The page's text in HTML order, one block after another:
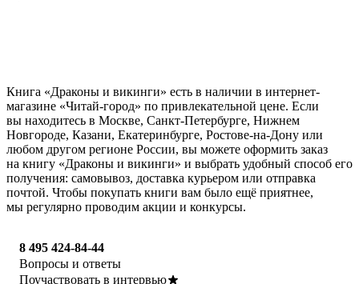
Книга «Драконы и викинги» есть в наличии в интернет-
магазине «Читай-город» по привлекательной цене. Если
вы находитесь в Москве, Санкт-Петербурге, Нижнем
Новгороде, Казани, Екатеринбурге, Ростове-на-Дону или
любом другом регионе России, вы можете оформить заказ
на книгу «Драконы и викинги» и выбрать удобный способ его
получения: самовывоз, доставка курьером или отправка
почтой. Чтобы покупать книги вам было ещё приятнее,
мы регулярно проводим акции и конкурсы.
8 495 424-84-44
Вопросы и ответы
Поучаствовать в интервью